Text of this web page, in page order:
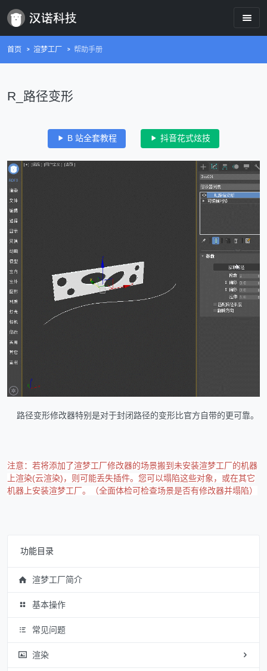
首页 渲梦工厂 帮助手册
R_路径变形
B 站全套教程 抖音花式炫技
路径变形修改器特别是对于封闭路径的变形比官方自带的更可靠。
注意：若将添加了渲梦工厂修改器的场景搬到未安装渲梦工厂的机器
上渲染(云渲染)，则可能丢失插件。您可以塌陷这些对象，或在其它
机器上安装渲梦工厂。（全面体检可检查场景是否有修改器并塌陷）
功能目录
渲梦工厂简介
基本操作
常见问题
渲染